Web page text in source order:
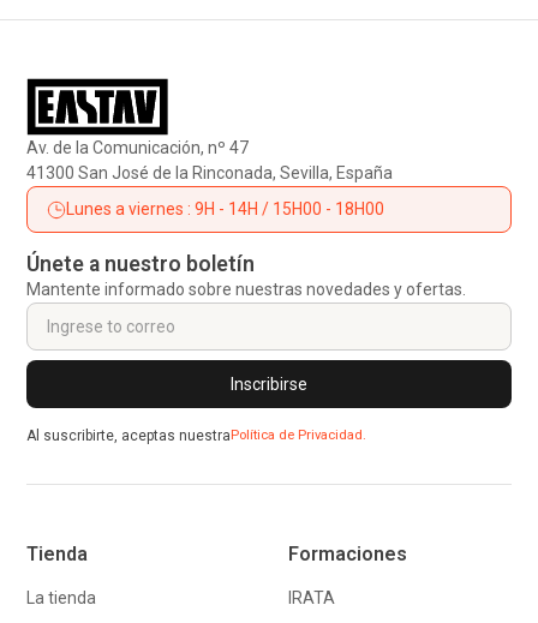
Av. de la Comunicación, nº 47
41300 San José de la Rinconada, Sevilla, España
Lunes a viernes : 9H - 14H / 15H00 - 18H00
Únete a nuestro boletín
Mantente informado sobre nuestras novedades y ofertas.
Al suscribirte, aceptas nuestra Política de Privacidad.
Tienda
La tienda
Formaciones
IRATA